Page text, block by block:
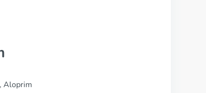
Aloprim